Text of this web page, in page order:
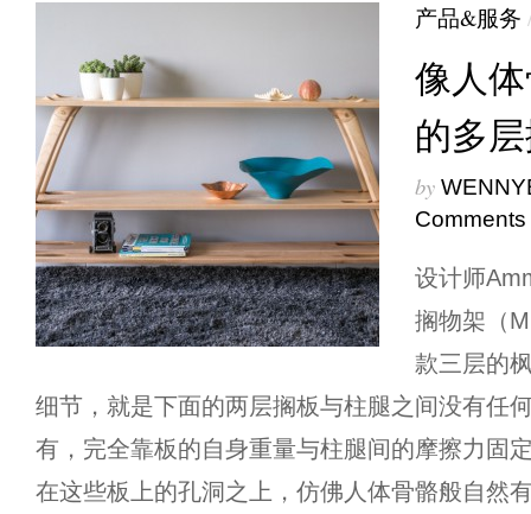
产品&服务
像人
的多
by
Comments
设计师
搁物架（
款三层的
细节，就是下面的两层搁板与柱腿之间没有任
有，完全靠板的自身重量与柱腿间的摩擦力固
在这些板上的孔洞之上，仿佛人体骨骼般自然